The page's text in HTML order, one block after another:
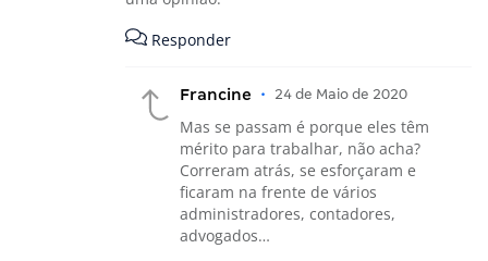
Responder
Francine • 24 de Maio de 2020
Mas se passam é porque eles têm
mérito para trabalhar, não acha?
Correram atrás, se esforçaram e
ficaram na frente de vários
administradores, contadores,
advogados…